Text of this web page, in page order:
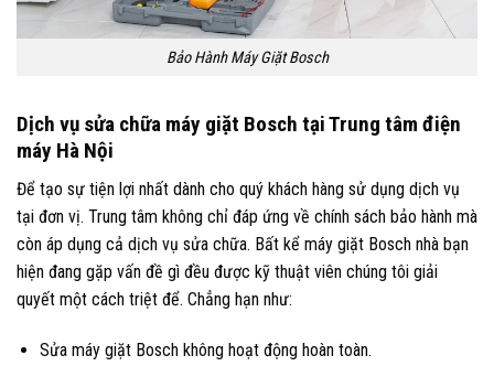
Bảo Hành Máy Giặt Bosch
Dịch vụ sửa chữa máy giặt Bosch tại Trung tâm điện
máy Hà Nội
Để tạo sự tiện lợi nhất dành cho quý khách hàng sử dụng dịch vụ
tại đơn vị. Trung tâm không chỉ đáp ứng về chính sách bảo hành mà
còn áp dụng cả dịch vụ sửa chữa. Bất kể máy giặt Bosch nhà bạn
hiện đang gặp vấn đề gì đều được kỹ thuật viên chúng tôi giải
quyết một cách triệt để. Chẳng hạn như:
Sửa máy giặt Bosch không hoạt động hoàn toàn.